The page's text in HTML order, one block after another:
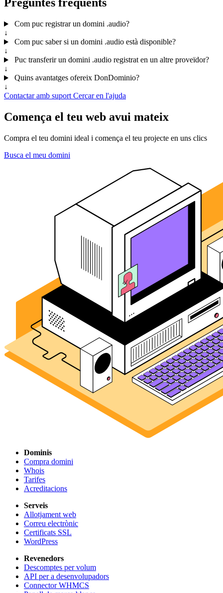
Preguntes freqüents
Com puc registrar un domini .audio?
↓
Com puc saber si un domini .audio està disponible?
↓
Puc transferir un domini .audio registrat en un altre proveïdor?
↓
Quins avantatges ofereix DonDominio?
↓
Contactar amb suport Cercar en l'ajuda
Comença el teu web avui mateix
Compra el teu domini ideal i comença el teu projecte en uns clics
Busca el meu domini
Dominis
Compra domini
Whois
Tarifes
Acreditacions
Serveis
Allotjament web
Correu electrònic
Certificats SSL
WordPress
Revenedors
Descomptes per volum
API per a desenvolupadors
Connector WHMCS